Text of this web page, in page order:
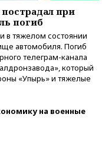
при
погиб
в тяжелом состоянии
автомобиля. Погиб
телеграм-канала
который
«Упырь» и тяжелые
на военные